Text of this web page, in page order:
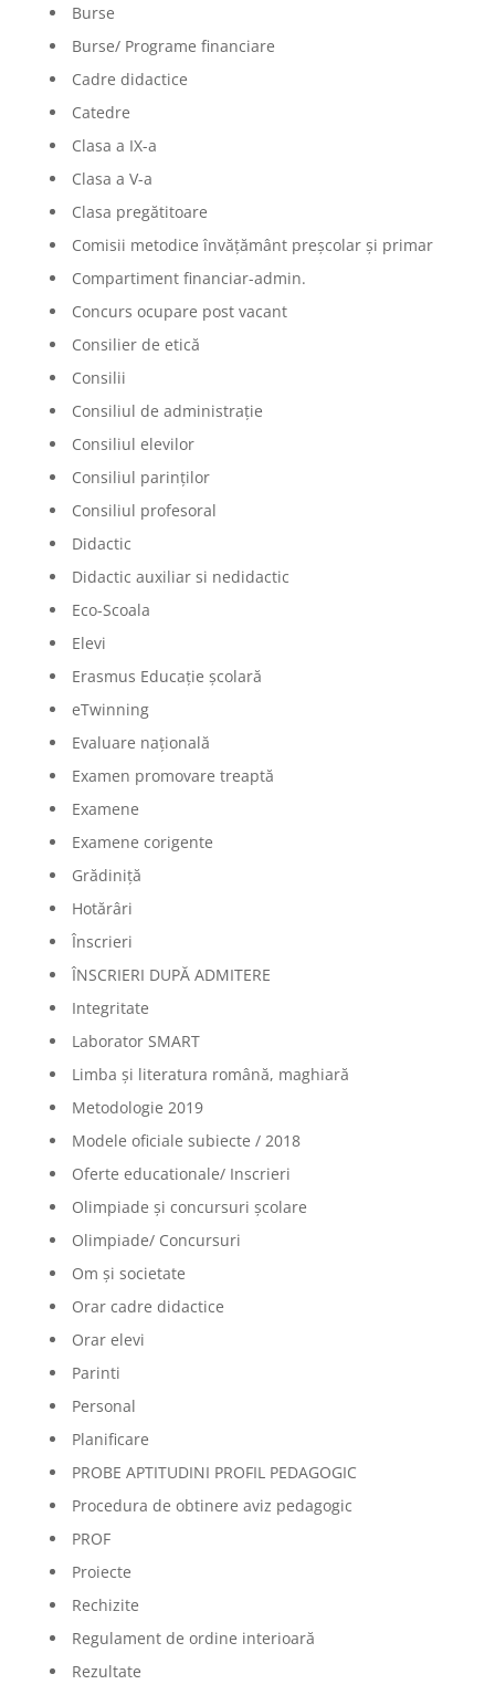
Burse
Burse/ Programe financiare
Cadre didactice
Catedre
Clasa a IX-a
Clasa a V-a
Clasa pregătitoare
Comisii metodice învățământ preșcolar și primar
Compartiment financiar-admin.
Concurs ocupare post vacant
Consilier de etică
Consilii
Consiliul de administrație
Consiliul elevilor
Consiliul parinților
Consiliul profesoral
Didactic
Didactic auxiliar si nedidactic
Eco-Scoala
Elevi
Erasmus Educație școlară
eTwinning
Evaluare națională
Examen promovare treaptă
Examene
Examene corigente
Grădiniță
Hotărâri
Înscrieri
ÎNSCRIERI DUPĂ ADMITERE
Integritate
Laborator SMART
Limba şi literatura română, maghiară
Metodologie 2019
Modele oficiale subiecte / 2018
Oferte educationale/ Inscrieri
Olimpiade şi concursuri şcolare
Olimpiade/ Concursuri
Om și societate
Orar cadre didactice
Orar elevi
Parinti
Personal
Planificare
PROBE APTITUDINI PROFIL PEDAGOGIC
Procedura de obtinere aviz pedagogic
PROF
Proiecte
Rechizite
Regulament de ordine interioară
Rezultate